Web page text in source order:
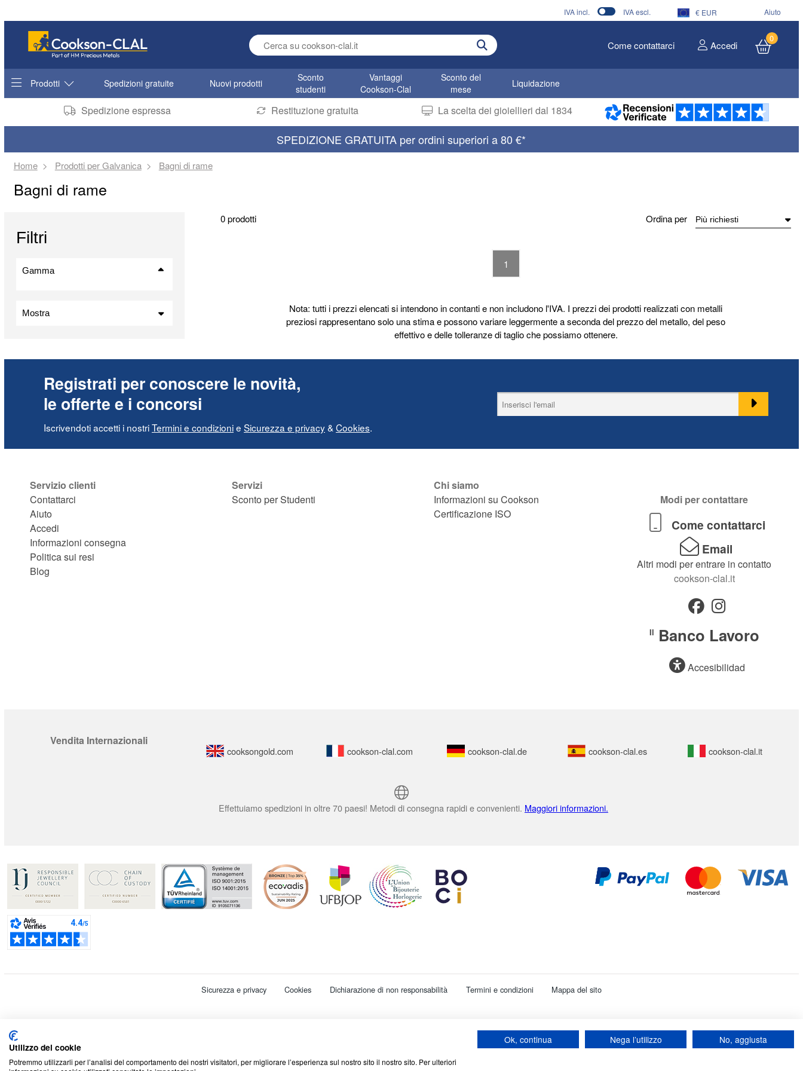
IVA incl. IVA escl. € EUR Aiuto
Enter search term Come contattarci Accedi
0
Prodotti Spedizioni gratuite Nuovi prodotti
Sconto
studenti
Vantaggi
Cookson-Clal
Sconto del
mese
Liquidazione
Spedizione espressa Restituzione gratuita La scelta dei gioiellieri dal 1834
SPEDIZIONE GRATUITA per ordini superiori a 80 €*
Home Prodotti per Galvanica Bagni di rame
Bagni di rame
Filtri
Gamma
Mostra
I più venduti
0 prodotti Ordina per
1
Nota: tutti i prezzi elencati si intendono in contanti e non includono l'IVA. I prezzi dei prodotti realizzati con metalli
preziosi rappresentano solo una stima e possono variare leggermente a seconda del prezzo del metallo, del peso
effettivo e delle tolleranze di taglio che possiamo ottenere.
Registrati per conoscere le novità,
le offerte e i concorsi
Iscrivendoti accetti i nostriTermini e condizionie Sicurezza e privacy& Cookies.
Modi per contattare
Come contattarci
Email
Altri modi per entrare in contatto
cookson-clal.it
Il Banco Lavoro
Accesibilidad
Servizio clienti
Contattarci
Aiuto
Accedi
Informazioni consegna
Politica sui resi
Blog
Servizi
Sconto per Studenti
Chi siamo
Informazioni su Cookson
Certificazione ISO
Vendita Internazionali
cooksongold.com cookson-clal.com cookson-clal.de cookson-clal.es cookson-clal.it
Effettuiamo spedizioni in oltre 70 paesi! Metodi di consegna rapidi e convenienti. Maggiori informazioni.
Sicurezza e privacy Cookies Dichiarazione di non responsabilità Termini e condizioni Mappa del sito
Utilizzo dei cookie
Potremmo utilizzarli per l’analisi del comportamento dei nostri visitatori, per migliorare l’esperienza sul nostro sito il nostro sito. Per ulteriori
Ok, continua Nega l’utilizzo No, aggiusta